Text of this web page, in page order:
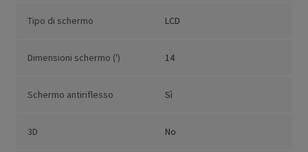
Tipo di schermo LCD
Dimensioni schermo (') 14
Schermo antiriflesso Sì
3D No